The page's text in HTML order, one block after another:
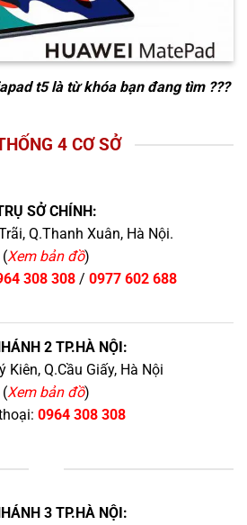
t5là từ khóa bạn đang tìm ???
4 CƠ SỞ
SỞ CHÍNH:
Q.Thanh Xuân, Hà Nội.
(Xem bản đồ)
308 308/ 0977 602 688
2 TP.HÀ NỘI:
Kiên, Q.Cầu Giấy, Hà Nội
(Xem bản đồ)
0964 308 308
3 TP.HÀ NỘI: